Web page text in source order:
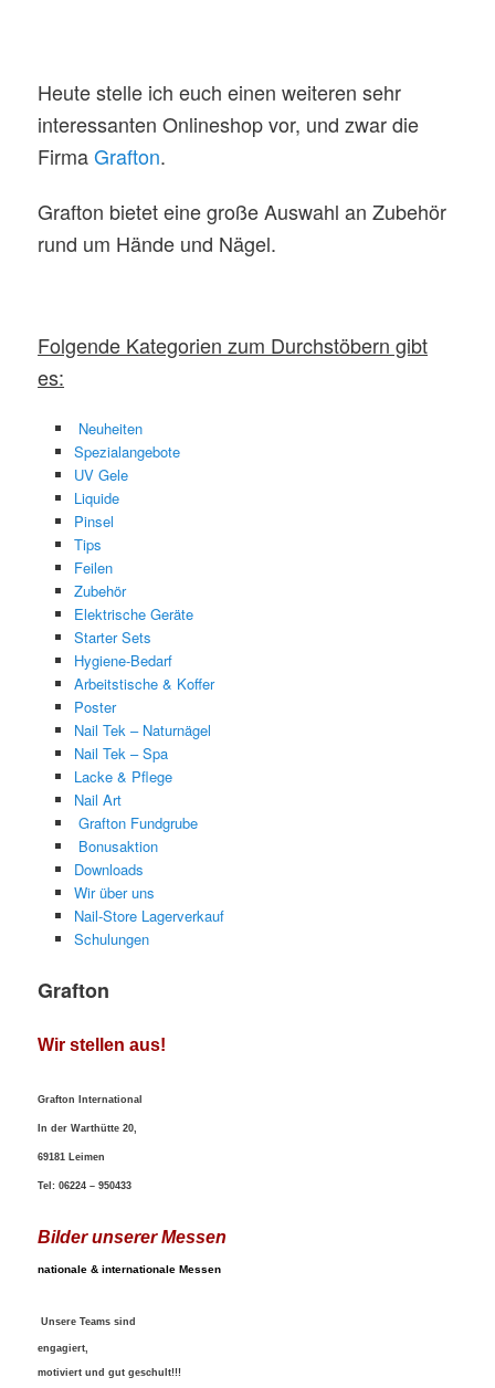
Heute stelle ich euch einen weiteren sehr
interessanten Onlineshop vor, und zwar die
FirmaGrafton.
Grafton bietet eine große Auswahl an Zubehör
rund um Hände und Nägel.
Folgende Kategorien zum Durchstöbern gibt
es:
Neuheiten
Spezialangebote
UV Gele
Liquide
Pinsel
Tips
Feilen
Zubehör
Elektrische Geräte
Starter Sets
Hygiene-Bedarf
Arbeitstische & Koffer
Poster
Nail Tek – Naturnägel
Nail Tek – Spa
Lacke & Pflege
Nail Art
Grafton Fundgrube
Bonusaktion
Downloads
Wir über uns
Nail-Store Lagerverkauf
Schulungen
Grafton
Wir stellen aus!
Grafton International
In der Warthütte 20,
69181 Leimen
Tel: 06224 – 950433
Bilder unserer Messen
nationale & internationale Messen
Unsere Teams sind
engagiert,
motiviert und gut geschult!!!